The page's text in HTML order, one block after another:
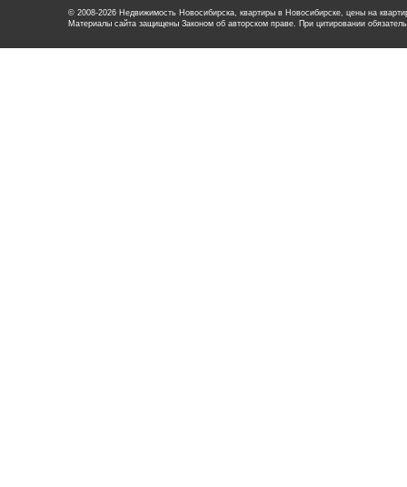
© 2008-2026 Недвижимость Новосибирска, квартиры в Новосибирске, цены на
Материалы сайта защищены Законом об авторском праве. При цитировании